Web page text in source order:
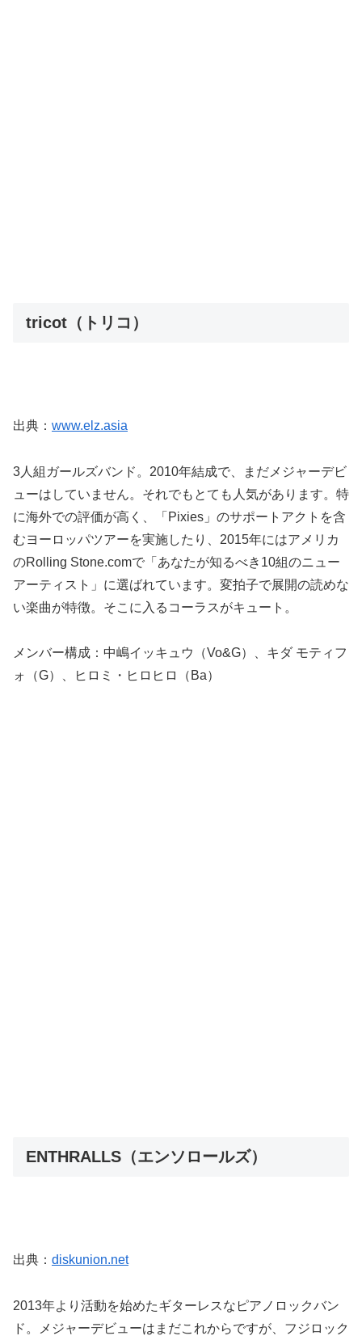
tricot（トリコ）
出典： www.elz.asia
3人組ガールズバンド。2010年結成で、まだメジャーデビ
ューはしていません。それでもとても人気があります。特
に海外での評価が高く、「Pixies」のサポートアクトを含
むヨーロッパツアーを実施したり、2015年にはアメリカ
のRolling Stone.comで「あなたが知るべき10組のニュー
アーティスト」に選ばれています。変拍子で展開の読めな
い楽曲が特徴。そこに入るコーラスがキュート。
メンバー構成：中嶋イッキュウ（Vo&G）、キダ モティフ
ォ（G）、ヒロミ・ヒロヒロ（Ba）
ENTHRALLS（エンソロールズ）
出典： diskunion.net
2013年より活動を始めたギターレスなピアノロックバン
ド。メジャーデビューはまだこれからですが、フジロック